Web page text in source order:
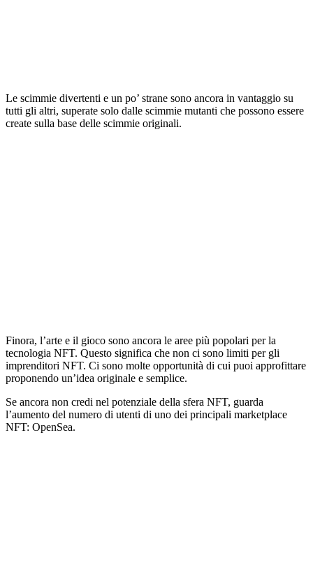
Le scimmie divertenti e un po’ strane sono ancora in vantaggio su
tutti gli altri, superate solo dalle scimmie mutanti che possono essere
create sulla base delle scimmie originali.
Finora, l’arte e il gioco sono ancora le aree più popolari per la
tecnologia NFT. Questo significa che non ci sono limiti per gli
imprenditori NFT. Ci sono molte opportunità di cui puoi approfittare
proponendo un’idea originale e semplice.
Se ancora non credi nel potenziale della sfera NFT, guarda
l’aumento del numero di utenti di uno dei principali marketplace
NFT: OpenSea.